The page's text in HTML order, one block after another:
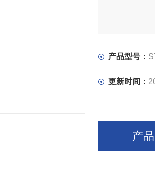
产品型号：
更新时间：
产